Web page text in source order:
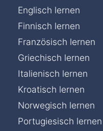
Englisch lernen
Finnisch lernen
Französisch lernen
Griechisch lernen
Italienisch lernen
Kroatisch lernen
Norwegisch lernen
Portugiesisch lernen